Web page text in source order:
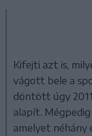
Kifejti azt is,
vágott bele a
döntött úgy
alapít. Mégpedig
amelyet